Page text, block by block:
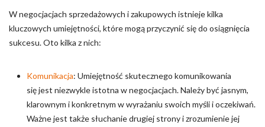
W negocjacjach sprzedażowych i zakupowych istnieje kilka
kluczowych umiejętności, które mogą przyczynić się do osiągnięcia
sukcesu. Oto kilka z nich:
Komunikacja: Umiejętność skutecznego komunikowania
się jest niezwykle istotna w negocjacjach. Należy być jasnym,
klarownym i konkretnym w wyrażaniu swoich myśli i oczekiwań.
Ważne jest także słuchanie drugiej strony i zrozumienie jej